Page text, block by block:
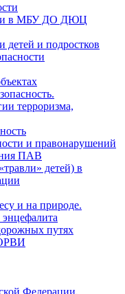
в МБУ ДО ДЮЦ
детей и подростков
терроризма,
и правонарушений
ПАВ
детей) в
и на природе.
путях
Федерации,